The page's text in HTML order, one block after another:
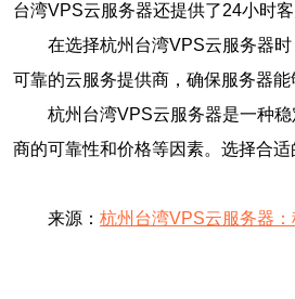
台湾VPS云服务器还提供了24小时
在选择杭州台湾VPS云服务器
可靠的云服务提供商，确保服务器
杭州台湾VPS云服务器是一种
商的可靠性和价格等因素。选择合
来源： 杭州台湾VPS云服务器